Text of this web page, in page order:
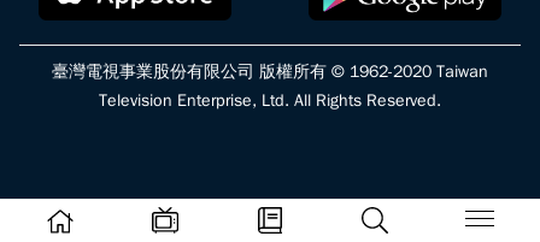
臺灣電視事業股份有限公司 版權所有 © 1962-2020 Taiwan
Television Enterprise, Ltd. All Rights Reserved.